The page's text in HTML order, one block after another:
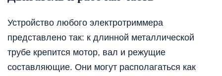
Устройство любого электротриммера
представлено так: к длинной металлической
трубе крепится мотор, вал и режущие
составляющие. Они могут располагаться как